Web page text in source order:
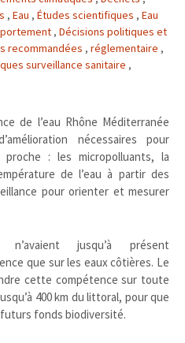
, Eau , Études scientifiques , Eau
, Décisions politiques et
recommandées , réglementaire ,
surveillance sanitaire ,
de l’eau Rhône Méditerranée
nécessaires pour
: les micropolluants, la
de l’eau à partir des
pour orienter et mesurer
jusqu’à présent
que sur les eaux côtières. Le
cette compétence sur toute
400 km du littoral, pour que
fonds biodiversité.